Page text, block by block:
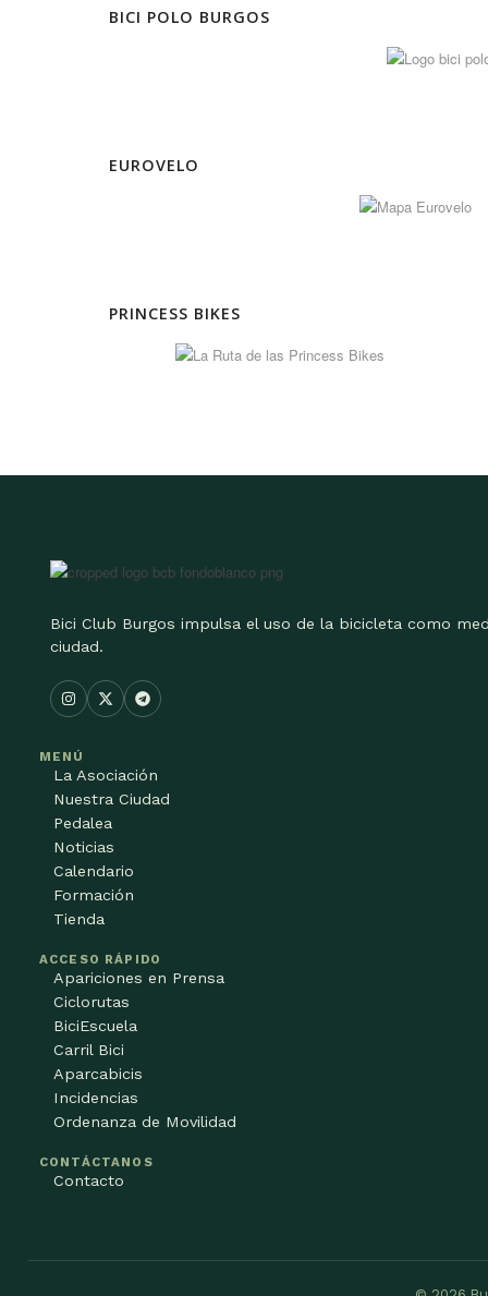
BICI POLO BURGOS
EUROVELO
PRINCESS BIKES
Bici Club Burgos impulsa el uso de la bicicleta como
ciudad.
MENÚ
La Asociación
Nuestra Ciudad
Pedalea
Noticias
Calendario
Formación
Tienda
ACCESO RÁPIDO
Apariciones en Prensa
Ciclorutas
BiciEscuela
Carril Bici
Aparcabicis
Incidencias
Ordenanza de Movilidad
CONTÁCTANOS
Contacto